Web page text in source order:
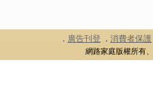
． 廣告刊登 ． 消費者保護
網路家庭版權所有